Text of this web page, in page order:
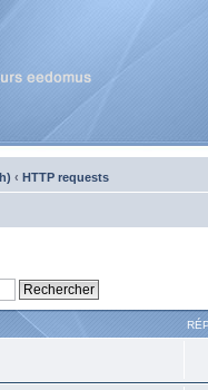
‹ HTTP requests